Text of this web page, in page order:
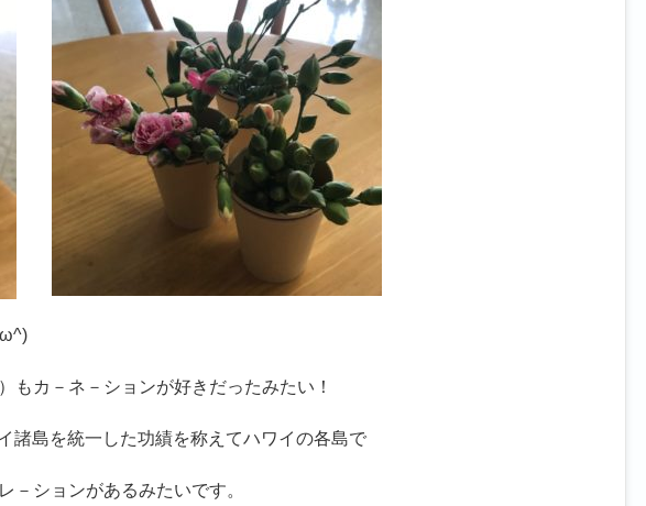
もカ－ネ－ションが好きだったみたい！
諸島を統一した功績を称えてハワイの各島で
－ションがあるみたいです。